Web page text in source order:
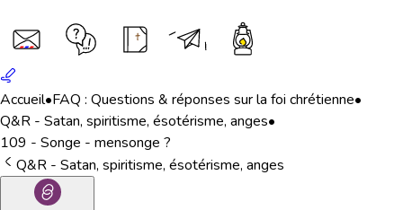
Accueil•FAQ : Questions & réponses sur la foi chrétienne•
Q&R - Satan, spiritisme, ésotérisme, anges•
109 - Songe - mensonge ?
Q&R - Satan, spiritisme, ésotérisme, anges